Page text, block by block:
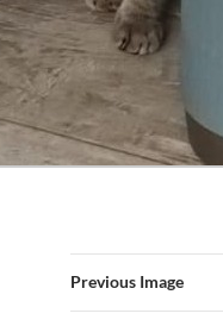
Previous Image